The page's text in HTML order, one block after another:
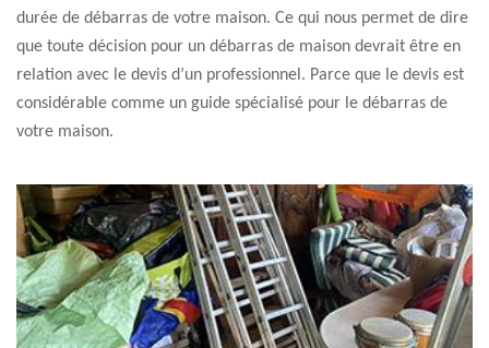
durée de débarras de votre maison. Ce qui nous permet de dire
que toute décision pour un débarras de maison devrait être en
relation avec le devis d’un professionnel. Parce que le devis est
considérable comme un guide spécialisé pour le débarras de
votre maison.